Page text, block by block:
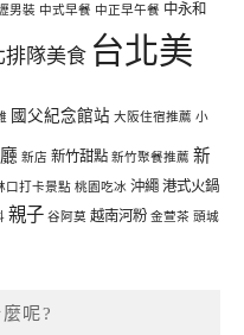
男裝 中式早餐 中正早午餐 中永和
排隊美食 台北美
國父紀念館站 大阪住宿推薦 小
新店 新竹甜點 新竹聚餐推薦 新
口打卡景點 桃園吃冰 沖繩 港式火鍋
親子 谷阿莫 越南河粉 金萱茶 頭城
呢?